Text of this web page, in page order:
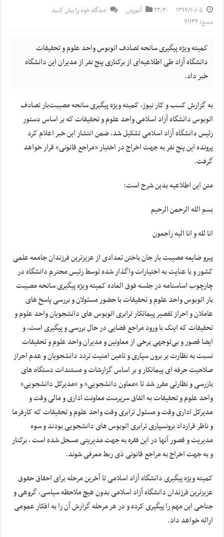
۱۳۹۷/۱۰/۰۵ ۲۳:۳۰ آموزش
دیدگاه خود را بیان کنید
منبع: ۷۱۱۳۴
کمیته ویژه پیگیری سانحه تصادف اتوبوس واحد علوم و تحقیقات
دانشگاه آزاد طی اطلاعیه‌ای از برکناری پنج نفر از مدیران این دانشگاه
خبر داد.
به گزارش کسب و کار نیوز، کمیته ویژه پیگیری سانحه مصیبت‌بار تصادف
اتوبوس دانشگاه آزاد اسلامی واحد علوم و تحقیقات که بر اساس دستور
رئیس دانشگاه آزاد اسلامی تشکیل شد، ضمن انتشار این خبر اعلام کرد
پرونده این پنج نفر به جهت اخراج در اختیار «مراجع قانونی» قرار خواهد
گرفت.
متن این اطلاعیه بدین شرح است:
بسم الله الرحمن الرحیم
انا لله و انا الیه راجعون
پیرو ضایعه مصیبت بار جان باختن تعدادی از عزیزترین فرزندان جامعه علمی
کشور و با عنایت به اختیارات واگذار شده توسط رئیس محترم دانشگاه در
چارچوب اساسنامه در جلسه فوق العاده کمیته ویژه پیگیری سانحه مصیبت
بار اتوبوس واحد علوم و تحقیقات با حضور مسئولان و بررسی پاسخ های
عاملان و احراز تقصیر پیمانکار ترابری اتوبوس های دانشجویان واحد علوم و
تحقیقات که اینک با ورود مراجع قضایی در حال بررسی و پیگیری است، و
ایضا قصور و بی‌توجهی برخی از معاونین و مدیران واحد علوم و تحقیقات
نسبت به نظارت بر برون سپاری و تامین امنیت تردد دانشجویان و عدم احراز
صلاحیت حرفه ای پیمانکار و بر اساس گزارشات و مستندات دستگاه های
بازرسی و نظارتی مقرر شد تا “معاون دانشجویی” و “مدیرکل دانشجویی”
واحد علوم و تحقیقات به اتفاق سرپرست معاونت اداری و مالی وقت و
مدیرکل اداری وقت و مسئول ترابری وقت واحد علوم و تحقیقات که کارفرما
و ناظر قرارداد برونسپاری ترابری اتوبوس های دانشجویی بودند و سوء
مدیریت و قصور آنها در این فقره به جهت مدیریتی مسجل شده است ، برکنار
و به جهت اخراج به مراجع قانونی ذی ربط معرفی شوند.
کمیته ویژه پیگیری دانشگاه آزاد اسلامی تا آخرین مرحله برای احقاق حقوق
عزیزترین فرزندان دانشگاه آزاد اسلامی بدون هیچ ملاحظه سیاسی، گروهی و
جناحی این مهم را پیگیری کرده و در هر مرحله گزارش آن را به افکار عمومی
ارائه خواهد داد.